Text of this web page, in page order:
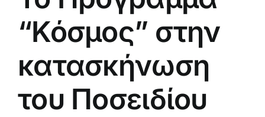
“Κόσμος” στην
κατασκήνωση
του Ποσειδίου